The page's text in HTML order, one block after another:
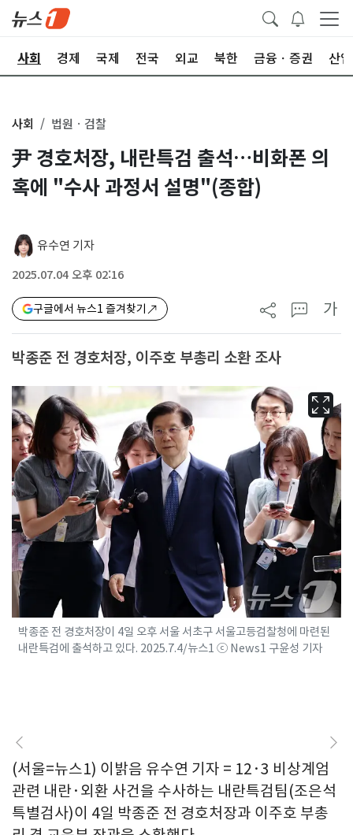
사회 경제 국제 전국 외교 북한 금융ㆍ증권 산업
사회 법원ㆍ검찰
尹 경호처장, 내란특검 출석…비화폰 의
혹에 "수사 과정서 설명"(종합)
유수연 기자
2025.07.04 오후 02:16
구글에서 뉴스1 즐겨찾기 가
박종준 전 경호처장, 이주호 부총리 소환 조사
박종준 전 경호처장이 4일 오후 서울 서초구 서울고등검찰청에 마련된
내란특검에 출석하고 있다. 2025.7.4/뉴스1 ⓒ News1 구윤성 기자
(서울=뉴스1) 이밝음 유수연 기자 = 12·3 비상계엄
관련 내란·외환 사건을 수사하는 내란특검팀(조은석
특별검사)이 4일 박종준 전 경호처장과 이주호 부총